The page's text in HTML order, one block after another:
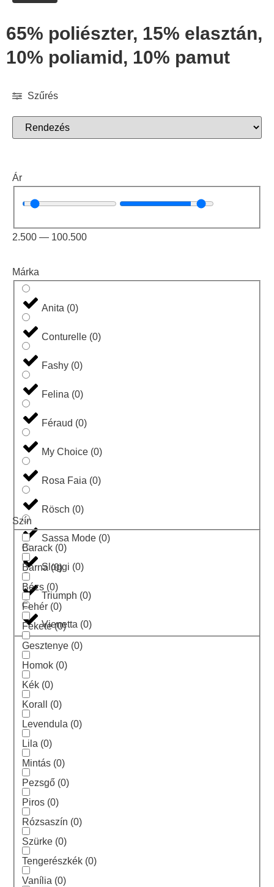
65% poliészter, 15% elasztán,
10% poliamid, 10% pamut
Szűrés
Ár
2.500 — 100.500
Márka
Anita (0)
Conturelle (0)
Fashy (0)
Felina (0)
Féraud (0)
My Choice (0)
Rosa Faia (0)
Rösch (0)
Sassa Mode (0)
Sloggi (0)
Triumph (0)
Vienetta (0)
Szín
Barack (0)
Barna (0)
Bézs (0)
Fehér (0)
Fekete(0)
Gesztenye (0)
Homok (0)
Kék (0)
Korall (0)
Levendula (0)
Lila (0)
Mintás (0)
Pezsgő (0)
Piros (0)
Rózsaszín (0)
Szürke (0)
Tengerészkék (0)
Vanília (0)